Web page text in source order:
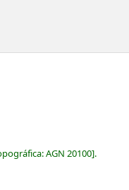
AGN 20100 .